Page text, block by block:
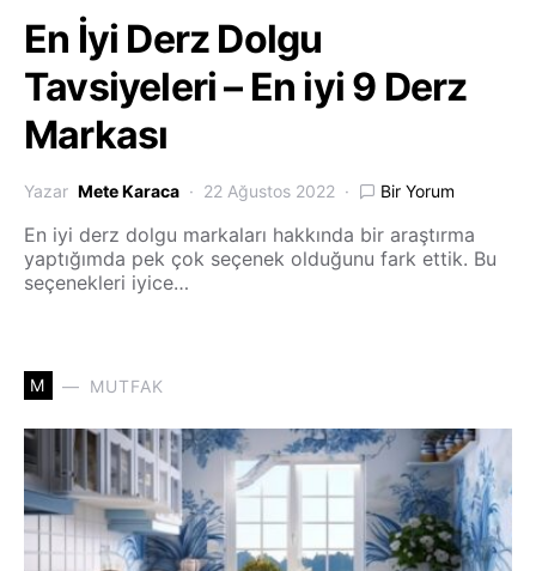
En İyi Derz Dolgu
Tavsiyeleri – En iyi 9 Derz
Markası
Yazar Mete Karaca 22 Ağustos 2022 Bir Yorum
En iyi derz dolgu markaları hakkında bir araştırma
yaptığımda pek çok seçenek olduğunu fark ettik. Bu
seçenekleri iyice…
M MUTFAK